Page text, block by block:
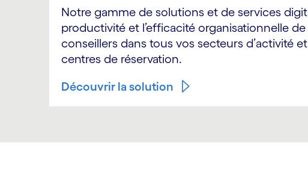
Notre gamme de solutions et de services
productivité et l’efficacité organisationnelle de
conseillers dans tous vos secteurs d’activité
centres de réservation.
Découvrir la solution